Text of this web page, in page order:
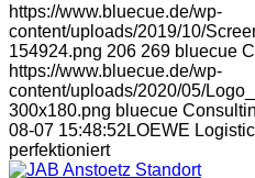
https://www.bluecue.de/wp-
content/uploads/2019/10/
154924.png 206 269 bluecue
https://www.bluecue.de/wp-
content/uploads/2020/05/
300x180.png bluecue
08-07 15:48:52 LOEWE
perfektioniert